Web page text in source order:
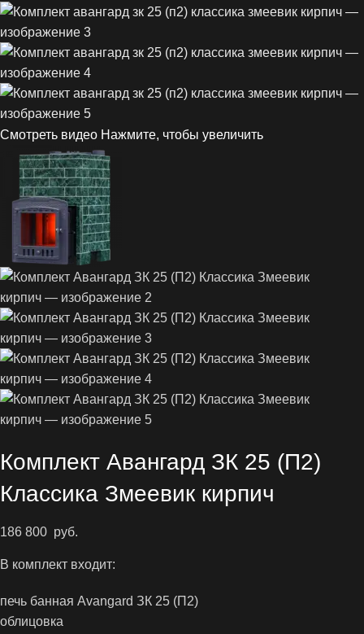
Смотреть видео Нажмите, чтобы увеличить
Комплект Авангард ЗК 25 (П2)
Классика Змеевик кирпич
186 800 руб.
В комплект входит:
печь банная Avangard ЗК 25 (П2)
облицовка